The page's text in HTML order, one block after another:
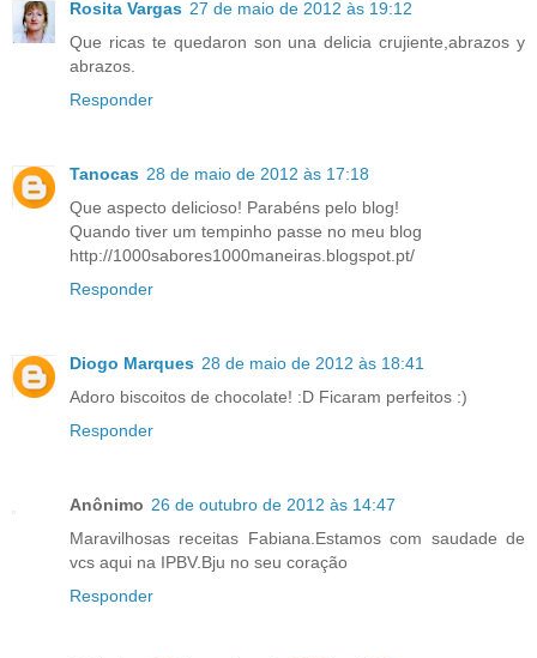
Rosita Vargas 27 de maio de 2012 às 19:12
Que ricas te quedaron son una delicia crujiente,abrazos y
abrazos.
Responder
Tanocas 28 de maio de 2012 às 17:18
Que aspecto delicioso! Parabéns pelo blog!
Quando tiver um tempinho passe no meu blog
http://1000sabores1000maneiras.blogspot.pt/
Responder
Diogo Marques 28 de maio de 2012 às 18:41
Adoro biscoitos de chocolate! :D Ficaram perfeitos :)
Responder
Anônimo 26 de outubro de 2012 às 14:47
Maravilhosas receitas Fabiana.Estamos com saudade de
vcs aqui na IPBV.Bju no seu coração
Responder